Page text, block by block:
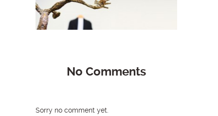
No Comments
Sorry no comment yet.